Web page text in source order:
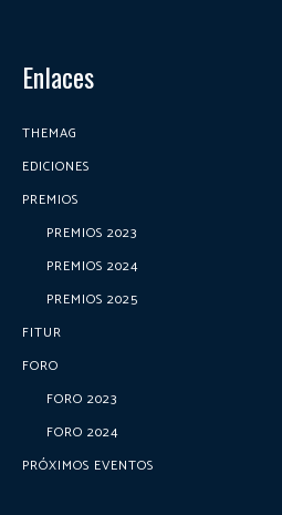
Enlaces
THEMAG
EDICIONES
PREMIOS
PREMIOS 2023
PREMIOS 2024
PREMIOS 2025
FITUR
FORO
FORO 2023
FORO 2024
PRÓXIMOS EVENTOS